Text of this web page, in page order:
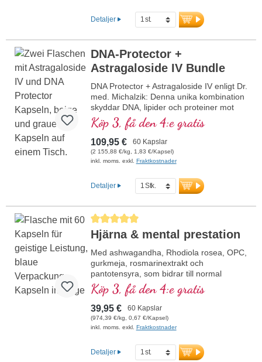
mer information om DNA Protector
Detaljer
DNA-Protector +
Astragaloside IV Bundle
DNA Protector + Astragaloside IV enligt Dr.
med. Michalzik: Denna unika kombination
skyddar DNA, lipider och proteiner mot
oxidativ stress och innehåller värdefulla
ingredienser som OPC, granatäpple,
lutein, Astragaloside IV och selen. Selen
bidrar till att skydda cellerna mot oxidativ
stress. Vegansk, fri från alla tillsatser och
mer information om DNA Protector +
Astragaloside IV Bundle
Köp 3, få den 4:e gratis
109,95 € 60 Kapslar
(2 155,88 €/kg, 1,83 €/Kapsel)
inkl. moms. exkl. Fraktkostnader
Detaljer
Genomsnittligt betyg på 5 av 5 stjärnor
Hjärna & mental prestation
Med ashwagandha, Rhodiola rosea, OPC,
gurkmeja, rosmarinextrakt och
pantotensyra, som bidrar till normal
mental prestationsförmåga och deltar i
syntesen och omsättningen av vissa
neurotransmittorer. B-vitaminer bioaktiva!
Köp 3, få den 4:e gratis
39,95 € 60 Kapslar
(974,39 €/kg, 0,67 €/Kapsel)
inkl. moms. exkl. Fraktkostnader
Detaljer